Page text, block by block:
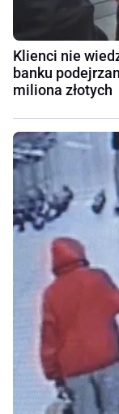
Klienci nie
banku
miliona złotych